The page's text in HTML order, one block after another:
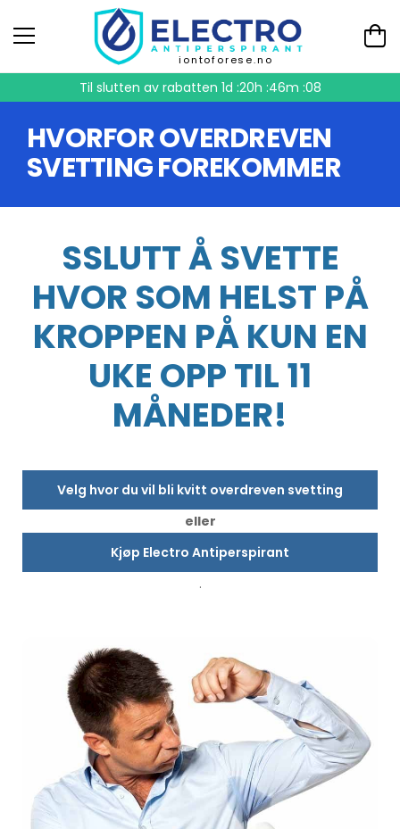
iontoforese.no
Til slutten av rabatten 1d :20h :46m :07
HVORFOR OVERDREVEN
SVETTING FOREKOMMER
SSLUTT Å SVETTE
HVOR SOM HELST PÅ
KROPPEN PÅ KUN EN
UKE OPP TIL 11
MÅNEDER!
Velg hvor du vil bli kvitt overdreven svetting
eller
Kjøp Electro Antiperspirant
.